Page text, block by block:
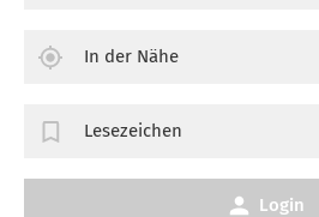
In der Nähe
Lesezeichen
Login